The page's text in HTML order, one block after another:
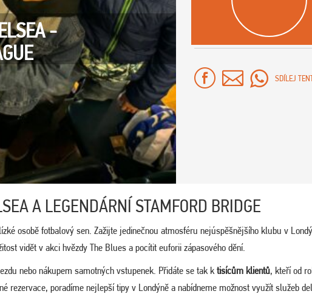
-
SDÍLEJ
A LEGENDÁRNÍ STAMFORD BRIDGE
osobě fotbalový sen. Zažijte jedinečnou atmosféru nejúspěšnějšího klubu v
vidět v akci hvězdy The Blues a pocítit euforii zápasového dění.
nebo nákupem samotných vstupenek. Přidáte se tak ktisícům klientů, kteří od
rezervace, poradíme nejlepší tipy v Londýně a nabídneme možnost využít služeb